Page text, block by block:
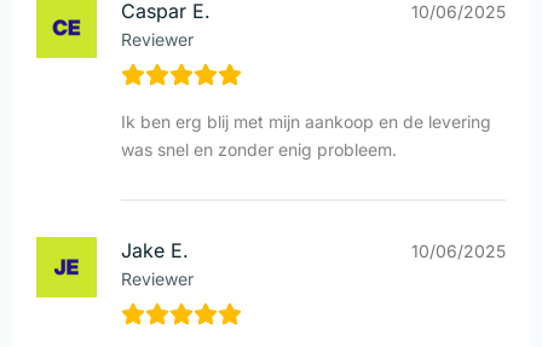
Caspar E.
Reviewer
10/06/2025
Ik ben erg blij met mijn aankoop en de levering
was snel en zonder enig probleem.
Jake E.
Reviewer
10/06/2025